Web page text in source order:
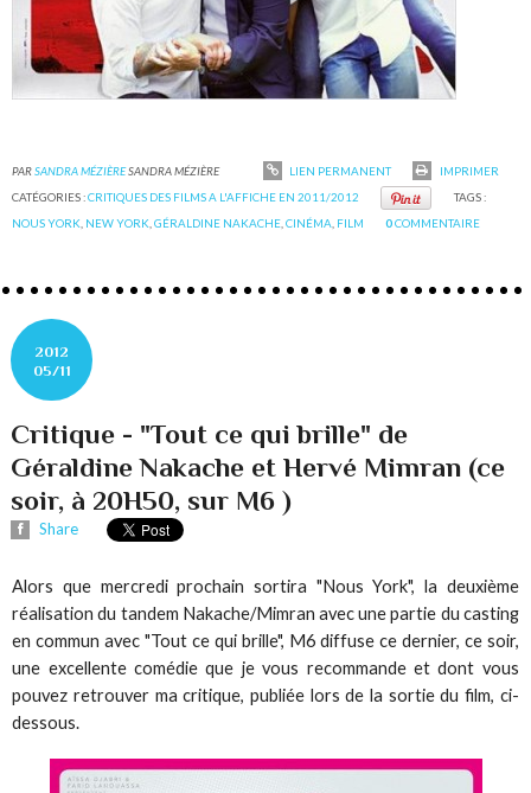
PARSANDRA MÉZIÈRESANDRA MÉZIÈRE LIEN PERMANENT
IMPRIMER
CATÉGORIES :CRITIQUES DES FILMS A L'AFFICHE EN 2011/2012
TAGS :
NOUS YORK NEW YORK ,GÉRALDINE NAKACHE ,CINÉMA FILM 0COMMENTAIRE
2012
05/11
Critique - "Tout ce qui brille" de
Géraldine Nakache et Hervé Mimran (ce
soir, à 20H50, sur M6 )
Share
Alors que mercredi prochain sortira "Nous York", la deuxième
réalisation du tandem Nakache/Mimran avec une partie du casting
en commun avec "Tout ce qui brille", M6 diffuse ce dernier, ce soir,
une excellente comédie que je vous recommande et dont vous
pouvez retrouver ma critique, publiée lors de la sortie du film, ci-
dessous.